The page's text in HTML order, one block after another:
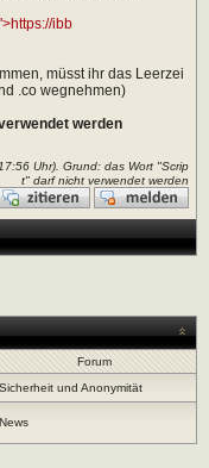
ibb
müsst ihr das Leerzei
.co wegnehmen)
werden
17:56Uhr). Grund: das Wort "Scrip
t" darf nicht verwendet werden
Forum
Sicherheit und Anonymität
News